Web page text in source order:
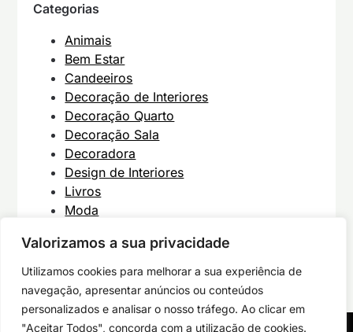
Valorizamos a sua privacidade
Utilizamos cookies para melhorar a sua experiência de
navegação, apresentar anúncios ou conteúdos
personalizados e analisar o nosso tráfego. Ao clicar em
"Aceitar Todos", concorda com a utilização de cookies.
Categorias
Animais
Bem Estar
Candeeiros
Decoração de Interiores
Decoração Quarto
Decoração Sala
Decoradora
Design de Interiores
Livros
Moda
Uncategorized